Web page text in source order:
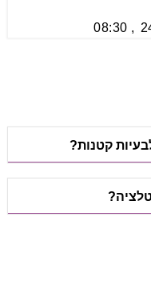
,
08:30
קטנות?